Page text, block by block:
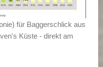
für Baggerschlick aus
Küste - direkt am